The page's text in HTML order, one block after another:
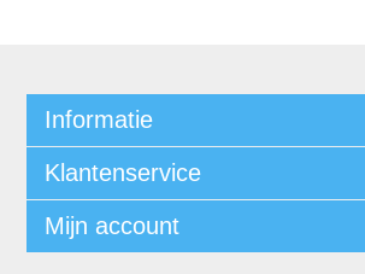
Informatie
Klantenservice
Mijn account